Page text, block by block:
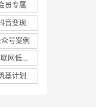
员专属
音变现
号案例
互联网低成本创业项目
基计划